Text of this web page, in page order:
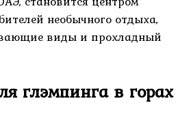
необычного отдыха,
виды и прохладный
глэмпинга в горах